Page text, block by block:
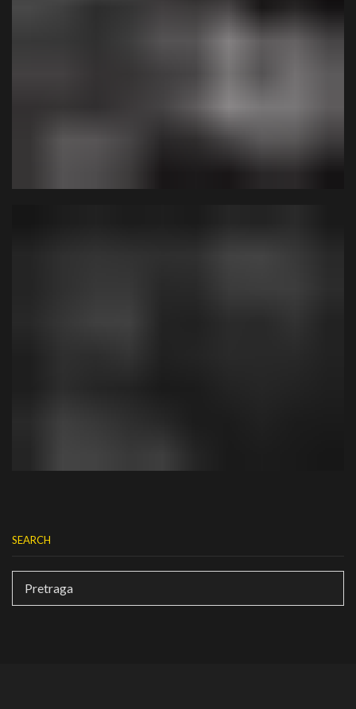
SEARCH